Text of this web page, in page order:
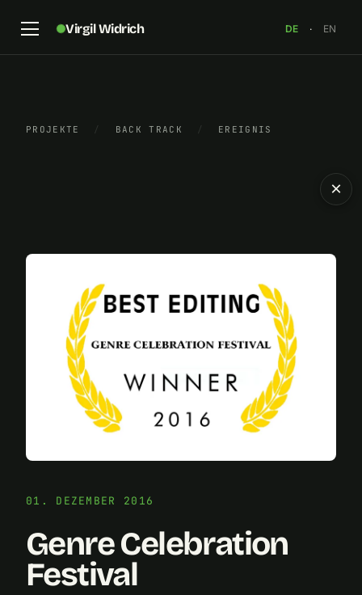
Virgil Widrich DE · EN
PROJEKTE / BACK TRACK / EREIGNIS
01. DEZEMBER 2016
Genre Celebration
Festival
×